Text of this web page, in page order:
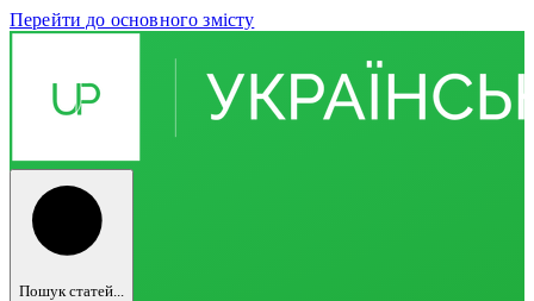
Перейти до основного змісту
Пошук статей...